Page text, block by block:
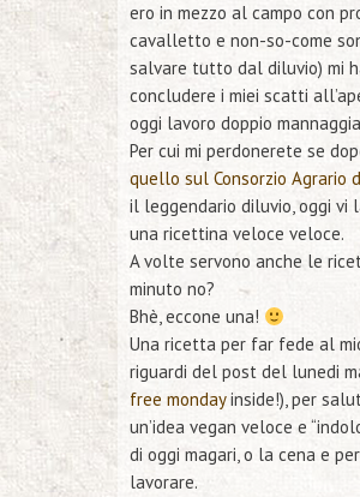
ero in mezzo al campo con
cavalletto e non-so-come
salvare tutto dal diluvio) mi
concludere i miei scatti
oggi lavoro doppio
Per cui mi perdonerete se
quello sul Consorzio Agrario
il leggendario diluvio, oggi vi
una ricettina veloce veloce.
A volte servono anche le
minuto no?
Bhè, eccone una!
Una ricetta per far fede al
riguardi del post del lunedi
free mondayinside!), per
un’idea vegan veloce e
di oggi magari, o la cena e
lavorare.